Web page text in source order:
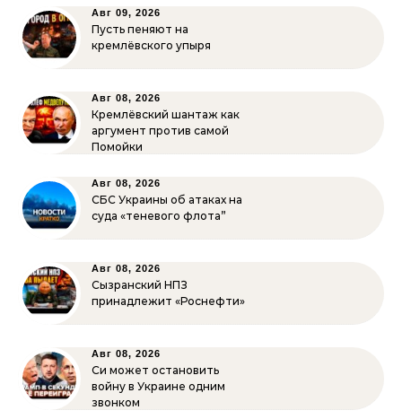
Авг 09, 2026
Пусть пеняют на
кремлёвского упыря
Авг 08, 2026
Кремлёвский шантаж как
аргумент против самой
Помойки
Авг 08, 2026
СБС Украины об атаках на
суда «теневого флота”
Авг 08, 2026
Сызранский НПЗ
принадлежит «Роснефти»
Авг 08, 2026
Си может остановить
войну в Украине одним
звонком